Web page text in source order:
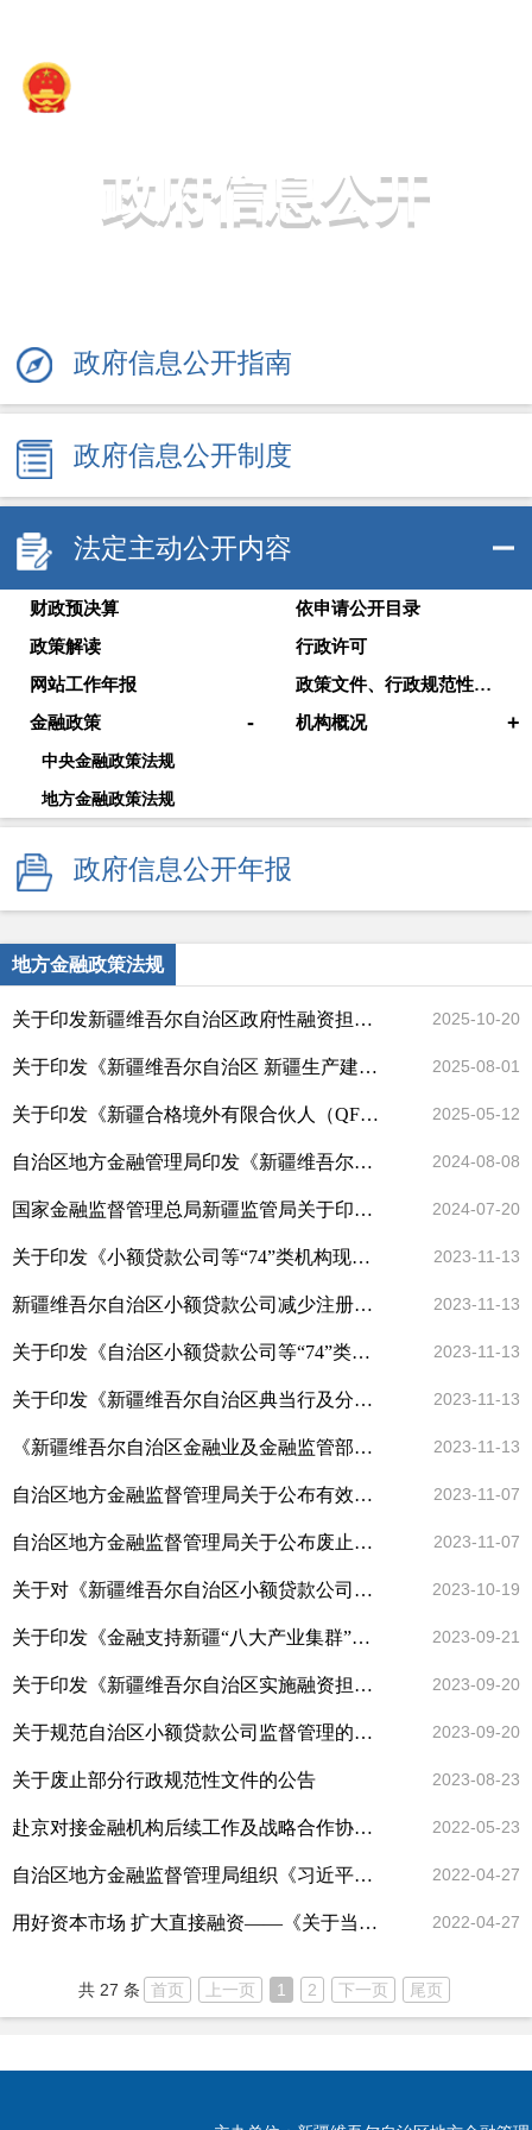
政府信息公开
政府信息公开指南
政府信息公开制度
法定主动公开内容
财政预决算
依申请公开目录
政策解读
行政许可
网站工作年报
政策文件、行政规范性文件
金融政策
-
中央金融政策法规
地方金融政策法规
机构概况 +
政府信息公开年报
地方金融政策法规
关于印发新疆维吾尔自治区政府性融资担保机构政策性融资担保业务尽职免责工作指引的通知 2025-10-20
关于印发《新疆维吾尔自治区 新疆生产建设兵团小额贷款公司监督管理实施细则》的通知 2025-08-01
关于印发《新疆合格境外有限合伙人（QFLP）境内投资试点管理办法》的通知 2025-05-12
自治区地方金融管理局印发《新疆维吾尔自治区地方金融管理局关于非法集资行政案件办理程序的规定（试行）》 2024-08-08
国家金融监督管理总局新疆监管局关于印发《关于简化中国（新疆）自由贸易试验区银行保险机构和高级管理人员准入方式的实施细则》的通知 2024-07-20
关于印发《小额贷款公司等“74”类机构现场检查工作指引(试行)》的通知 2023-11-13
新疆维吾尔自治区小额贷款公司减少注册资本及撤销经营许可工作指引（试行） 2023-11-13
关于印发《自治区小额贷款公司等“74”类机构非现场检查工作指引（试行）》的通知 2023-11-13
关于印发《新疆维吾尔自治区典当行及分支机构行政许可工作指引（试行）》的通知 2023-11-13
《新疆维吾尔自治区金融业及金融监管部门支持新疆经济高质量发展考核奖励(表彰) 管理暂行办法》 2023-11-13
自治区地方金融监督管理局关于公布有效行政规范性文件和政策性文件目录的通告 2023-11-07
自治区地方金融监督管理局关于公布废止行政规范性文件目录的通告 2023-11-07
关于对《新疆维吾尔自治区小额贷款公司分类监管评级办法》（试行，草案）征求意见的公告 2023-10-19
关于印发《金融支持新疆“八大产业集群”发展若干措施》的通知 2023-09-21
关于印发《新疆维吾尔自治区实施融资担保公司监督管理条例细则》的通知 2023-09-20
关于规范自治区小额贷款公司监督管理的实施意见 2023-09-20
关于废止部分行政规范性文件的公告 2023-08-23
赴京对接金融机构后续工作及战略合作协议有序推进 2022-05-23
自治区地方金融监督管理局组织《习近平新时代中国特色社会主义思想三十讲》专题学习 2022-04-27
用好资本市场 扩大直接融资——《关于当前加快建设新疆多层次资本市场的实施意见》解读 2022-04-27
共 27 条 首页 上一页 1 2 下一页 尾页